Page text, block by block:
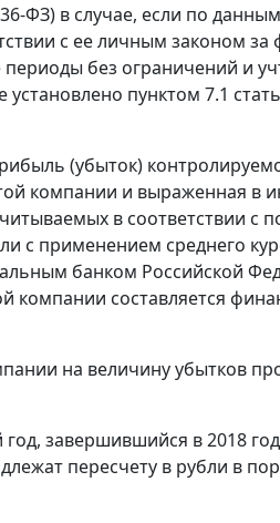
ФЗ) в случае, если по
с ее личным законом
без ограничений и
пунктом 7.1
(убыток)
компании и выраженная в
в соответствии с
с применением среднего
банком Российской
компании составляется
на величину убытков
завершившийся в 2018
пересчету в рубли в